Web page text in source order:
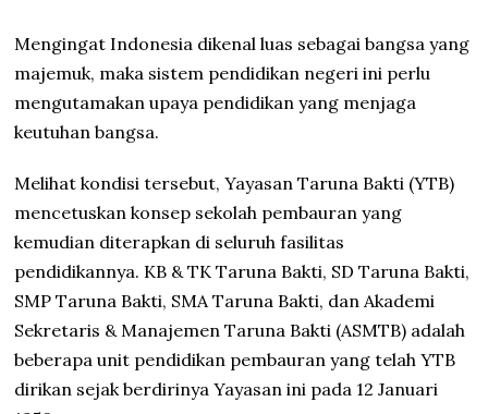
Mengingat Indonesia dikenal luas sebagai bangsa yang
majemuk, maka sistem pendidikan negeri ini perlu
mengutamakan upaya pendidikan yang menjaga
keutuhan bangsa.
Melihat kondisi tersebut, Yayasan Taruna Bakti (YTB)
mencetuskan konsep sekolah pembauran yang
kemudian diterapkan di seluruh fasilitas
pendidikannya. KB & TK Taruna Bakti, SD Taruna Bakti,
SMP Taruna Bakti, SMA Taruna Bakti, dan Akademi
Sekretaris & Manajemen Taruna Bakti (ASMTB) adalah
beberapa unit pendidikan pembauran yang telah YTB
dirikan sejak berdirinya Yayasan ini pada 12 Januari